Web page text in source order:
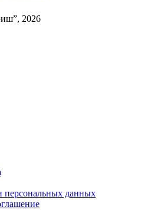
(Витлуф)
2026
персональных данных